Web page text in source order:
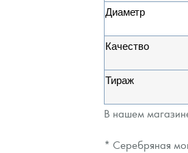
Диаметр
Качество
Тираж
В нашем
* Серебряная